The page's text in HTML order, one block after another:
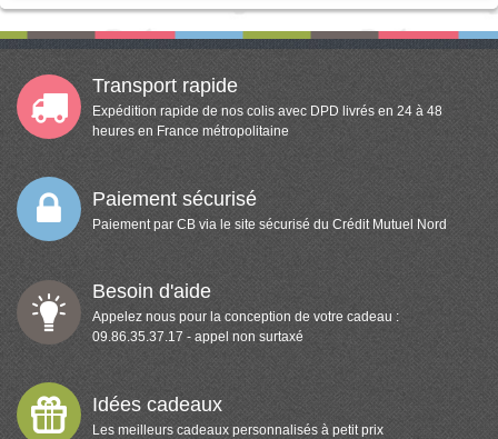
Transport rapide
Expédition rapide de nos colis avec DPD livrés en 24 à 48
heures en France métropolitaine
Paiement sécurisé
Paiement par CB via le site sécurisé du Crédit Mutuel Nord
Besoin d'aide
Appelez nous pour la conception de votre cadeau :
09.86.35.37.17 - appel non surtaxé
Idées cadeaux
Les meilleurs cadeaux personnalisés à petit prix